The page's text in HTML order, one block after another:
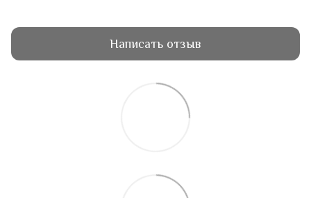
Написать отзыв